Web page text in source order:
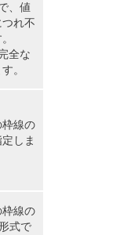
、値
れ不
全な
。
線の
しま
線の
式で